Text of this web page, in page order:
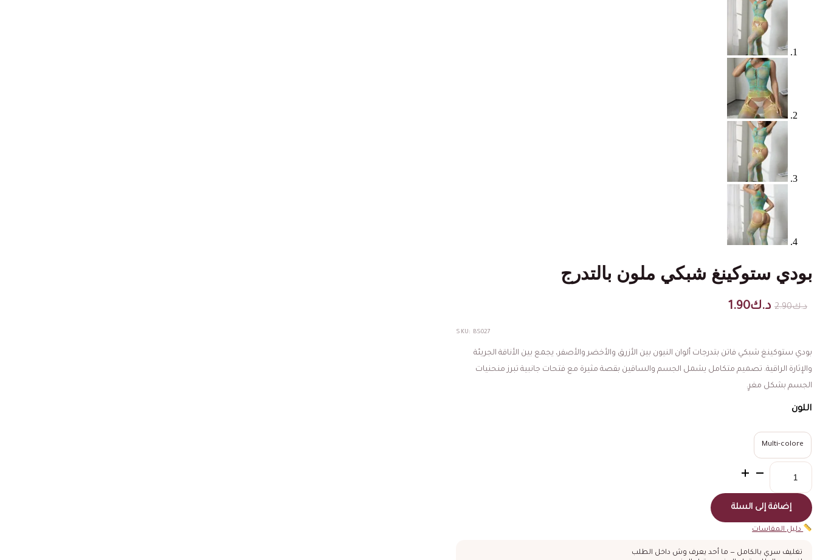
بودي ستوكينغ شبكي ملون بالتدرج
د.ك2.90 السعر
د.ك2.90.
د.ك1.90السعر
د.ك1.90.
SKU: BS027
بودي ستوكينغ شبكي فاتن بتدرجات ألوان النيون بين الأزرق والأخضر والأصفر، يجمع بين الأناقة الجريئة
والإثارة الراقية. تصميم متكامل يشمل الجسم والساقين بقصة مثيرة مع فتحات جانبية تبرز منحنيات
الجسم بشكل مغرٍ.
اللون
Multi-colore
كمية
بودي
ستوكينغ
شبكي
ملون
بالتدرج
إضافة إلى السلة
دليل المقاسات
تغليف سري بالكامل — ما أحد يعرف وش داخل الطلب